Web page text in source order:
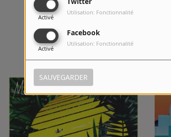
Activé
Utilisation: Fonctionnalité
Facebook
Activé
Utilisation: Fonctionnalité
SAUVEGARDER